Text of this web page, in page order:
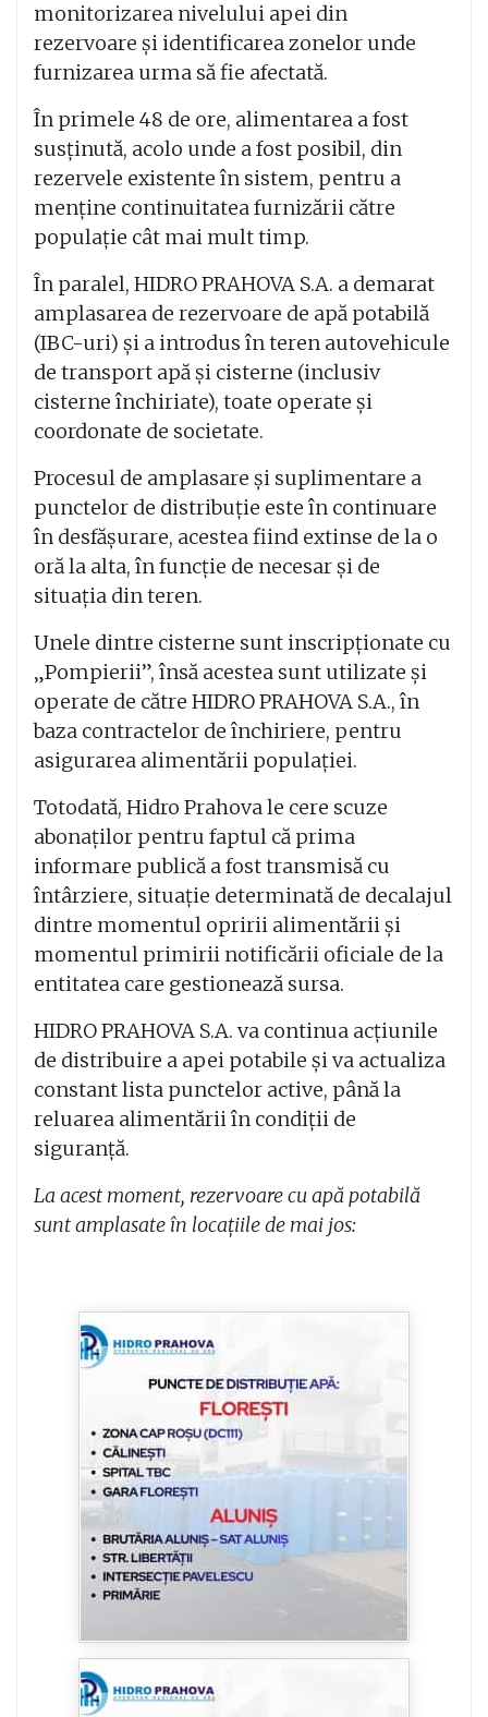
monitorizarea nivelului apei din
rezervoare și identificarea zonelor unde
furnizarea urma să fie afectată.
În primele 48 de ore, alimentarea a fost
susținută, acolo unde a fost posibil, din
rezervele existente în sistem, pentru a
menține continuitatea furnizării către
populație cât mai mult timp.
În paralel, HIDRO PRAHOVA S.A. a demarat
amplasarea de rezervoare de apă potabilă
(IBC-uri) și a introdus în teren autovehicule
de transport apă și cisterne (inclusiv
cisterne închiriate), toate operate și
coordonate de societate.
Procesul de amplasare și suplimentare a
punctelor de distribuție este în continuare
în desfășurare, acestea fiind extinse de la o
oră la alta, în funcție de necesar și de
situația din teren.
Unele dintre cisterne sunt inscripționate cu
„Pompierii”, însă acestea sunt utilizate și
operate de către HIDRO PRAHOVA S.A., în
baza contractelor de închiriere, pentru
asigurarea alimentării populației.
Totodată, Hidro Prahova le cere scuze
abonaților pentru faptul că prima
informare publică a fost transmisă cu
întârziere, situație determinată de decalajul
dintre momentul opririi alimentării și
momentul primirii notificării oficiale de la
entitatea care gestionează sursa.
HIDRO PRAHOVA S.A. va continua acțiunile
de distribuire a apei potabile și va actualiza
constant lista punctelor active, până la
reluarea alimentării în condiții de
siguranță.
La acest moment, rezervoare cu apă potabilă
sunt amplasate în locațiile de mai jos: